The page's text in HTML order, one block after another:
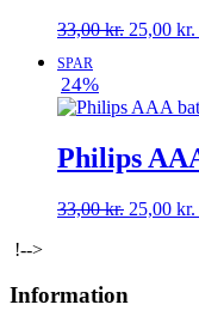
33,00kr. Den
33,00 kr..
25,00 kr.
SPAR
24%
Philips
33,00kr. Den
25,00 kr.
!-->
Information